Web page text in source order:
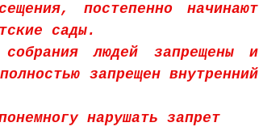
постепенно начинают
сады.
людей запрещены и
запрещен внутренний
нарушать запрет